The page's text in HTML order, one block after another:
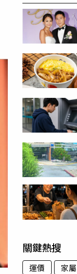
關鍵熱搜
運價 家屬